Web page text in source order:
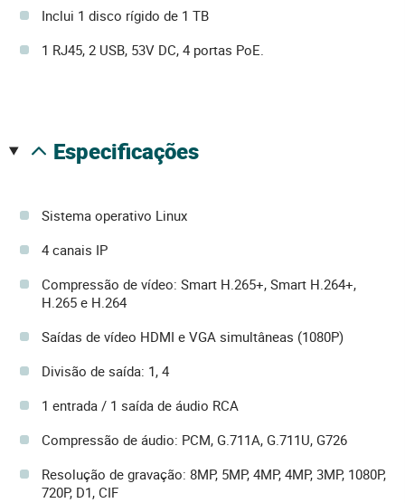
Inclui 1 disco rígido de 1 TB
1 RJ45, 2 USB, 53V DC, 4 portas PoE.
especificações
Sistema operativo Linux
4 canais IP
Compressão de vídeo: Smart H.265+, Smart H.264+,
H.265 e H.264
Saídas de vídeo HDMI e VGA simultâneas (1080P)
Divisão de saída: 1, 4
1 entrada / 1 saída de áudio RCA
Compressão de áudio: PCM, G.711A, G.711U, G726
Resolução de gravação: 8MP, 5MP, 4MP, 4MP, 3MP, 1080P,
720P, D1, CIF